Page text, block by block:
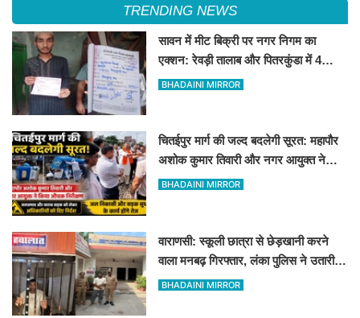
TRENDING NEWS
सावन में मीट बिक्री पर नगर निगम का
एक्शन: रेवड़ी तालाब और पितरकुंडा में 4
दुकानों पर गिरी गाज
BHADAINI MIRROR
चितईपुर मार्ग की जल्द बदलेगी सूरत: महापौर
अशोक कुमार तिवारी और नगर आयुक्त ने
किया औचक निरीक्षण
BHADAINI MIRROR
वाराणसी: स्कूली छात्रा से छेड़खानी करने
वाला मनबढ़ गिरफ्तार, लंका पुलिस ने उतारी
हीरोपंती
BHADAINI MIRROR